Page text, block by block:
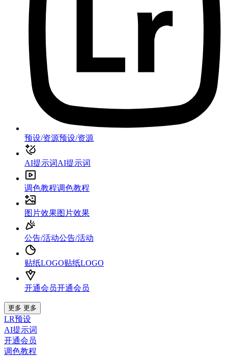
预设/资源预设/资源
AI提示词AI提示词
调色教程调色教程
图片效果图片效果
公告/活动公告/活动
贴纸LOGO贴纸LOGO
开通会员开通会员
更多 更多
LR预设
AI提示词
开通会员
调色教程